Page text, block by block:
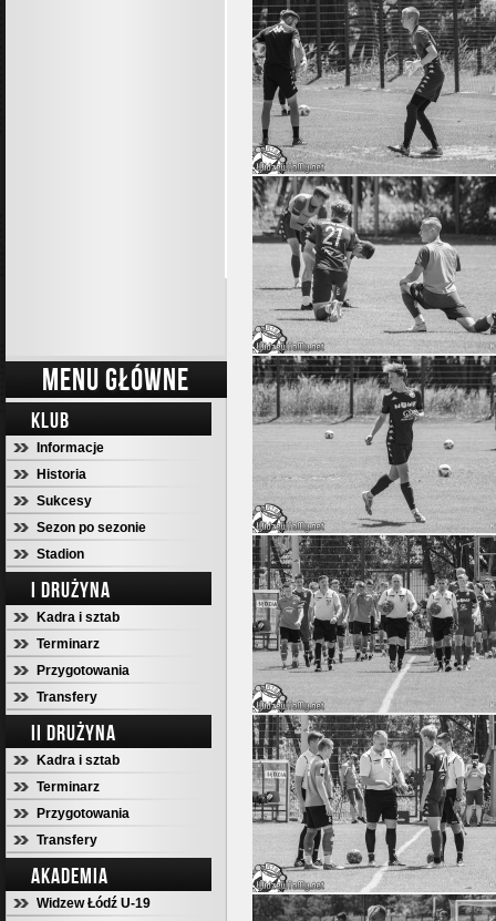
MENU GŁÓWNE
KLUB
Informacje
Historia
Sukcesy
Sezon po sezonie
Stadion
I DRUŻYNA
Kadra i sztab
Terminarz
Przygotowania
Transfery
II DRUŻYNA
Kadra i sztab
Terminarz
Przygotowania
Transfery
AKADEMIA
Widzew Łódź U-19